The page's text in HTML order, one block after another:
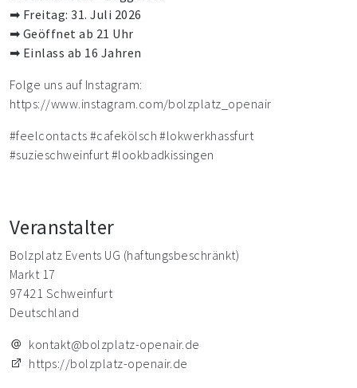
➡ Freitag: 31. Juli 2026
➡ Geöffnet ab 21 Uhr
➡ Einlass ab 16 Jahren
Folge uns auf Instagram:
https://www.instagram.com/bolzplatz_openair
#feelcontacts #cafekölsch #lokwerkhassfurt
#suzieschweinfurt #lookbadkissingen
Veranstalter
Bolzplatz Events UG (haftungsbeschränkt)
Markt 17
97421 Schweinfurt
Deutschland
kontakt@bolzplatz-openair.de
https://bolzplatz-openair.de